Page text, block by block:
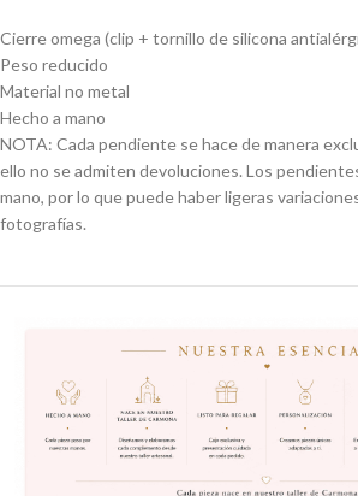
Cierre omega (clip + tornillo de silicona
Peso reducido
Material no metal
Hecho a mano
NOTA: Cada pendiente se hace de manera
ello no se admiten devoluciones. Los
mano, por lo que puede haber ligeras
fotografías.